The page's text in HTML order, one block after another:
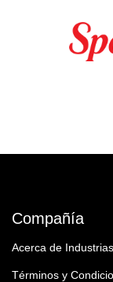
Compañía
Acerca de
Términos y